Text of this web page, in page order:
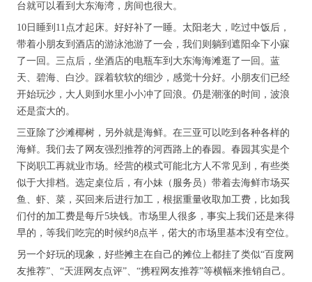
台就可以看到大东海湾，房间也很大。
10日睡到11点才起床。好好补了一睡。太阳老大，吃过中饭后，
带着小朋友到酒店的游泳池游了一会，我们则躺到遮阳伞下小寐
了一回。三点后，坐酒店的电瓶车到大东海海滩逛了一回。蓝
天、碧海、白沙。踩着软软的细沙，感觉十分好。小朋友们已经
开始玩沙，大人则到水里小小冲了回浪。仍是潮涨的时间，波浪
还是蛮大的。
三亚除了沙滩椰树，另外就是海鲜。在三亚可以吃到各种各样的
海鲜。我们去了网友强烈推荐的河西路上的春园。春园其实是个
下岗职工再就业市场。经营的模式可能北方人不常见到，有些类
似于大排档。选定桌位后，有小妹（服务员）带着去海鲜市场买
鱼、虾、菜，买回来后进行加工，根据重量收取加工费，比如我
们付的加工费是每斤5块钱。市场里人很多，事实上我们还是来得
早的，等我们吃完的时候约8点半，偌大的市场里基本没有空位。
另一个好玩的现象，好些摊主在自己的摊位上都挂了类似“百度网
友推荐”、“天涯网友点评”、“携程网友推荐”等横幅来推销自己。